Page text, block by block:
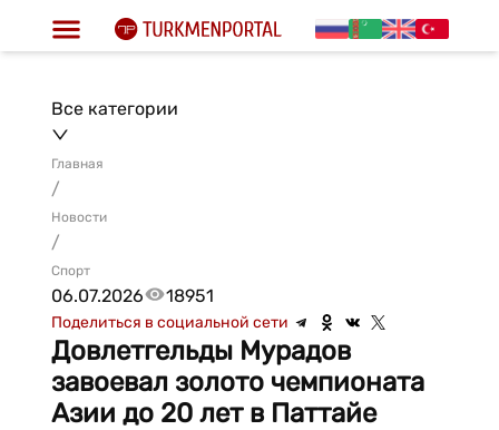
Все категории
Главная
/
Новости
/
Спорт
06.07.2026 18951
Поделиться в социальной сети
Довлетгельды Мурадов
завоевал золото чемпионата
Азии до 20 лет в Паттайе